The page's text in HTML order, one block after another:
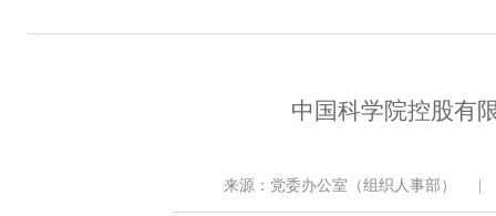
中国科学院控股有
来源：党委办公室（组织人事部）